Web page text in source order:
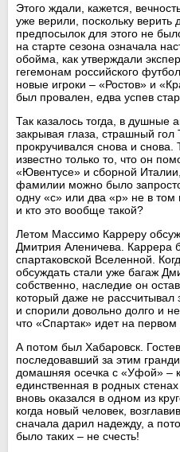
Этого ждали, кажется,
уже верили, поскольку верить
предпосылок для этого не
на старте сезона означала
обойма, как утверждали
гегемонам российского
новые игроки – «Ростов» и
был провален, едва успев
Так казалось тогда, в душные
закрывая глаза, страшный гол
прокручивался снова и
известно только то, что он
«Ювентусе» и сборной
фамилии можно было
одну «с» или два «р» не в том
и кто это вообще такой?
Летом Массимо Карреру
Дмитрия Аленичева. Каррера
спартаковской Вселенной.
обсуждать стали уже багаж
собственно, наследие он
который даже не рассчитывал
и спорили довольно долго и
что «Спартак» идет на первом
А потом был Хабаровск.
последовавший за этим
домашняя осечка с «Уфой» –
единственная в родных
вновь оказался в одном из
когда новый человек,
сначала дарил надежду, а
было таких – не счесть!